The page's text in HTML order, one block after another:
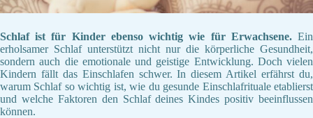
Schlaf ist für Kinder ebenso wichtig wie für Erwachsene.Ein
erholsamer Schlaf unterstützt nicht nur die körperliche Gesundheit,
sondern auch die emotionale und geistige Entwicklung. Doch vielen
Kindern fällt das Einschlafen schwer. In diesem Artikel erfährst du,
warum Schlaf so wichtig ist, wie du gesunde Einschlafrituale etablierst
und welche Faktoren den Schlaf deines Kindes positiv beeinflussen
können.